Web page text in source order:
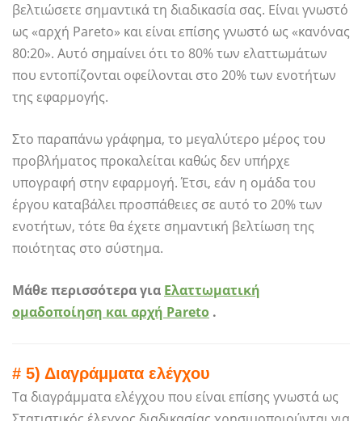
βελτιώσετε σημαντικά τη διαδικασία σας. Είναι γνωστό
ως «αρχή Pareto» και είναι επίσης γνωστό ως «κανόνας
80:20». Αυτό σημαίνει ότι το 80% των ελαττωμάτων
που εντοπίζονται οφείλονται στο 20% των ενοτήτων
της εφαρμογής.
Στο παραπάνω γράφημα, το μεγαλύτερο μέρος του
προβλήματος προκαλείται καθώς δεν υπήρχε
υπογραφή στην εφαρμογή. Έτσι, εάν η ομάδα του
έργου καταβάλει προσπάθειες σε αυτό το 20% των
ενοτήτων, τότε θα έχετε σημαντική βελτίωση της
ποιότητας στο σύστημα.
Μάθε περισσότερα για Ελαττωματική
ομαδοποίηση και αρχή Pareto .
# 5) Διαγράμματα ελέγχου
Τα διαγράμματα ελέγχου που είναι επίσης γνωστά ως